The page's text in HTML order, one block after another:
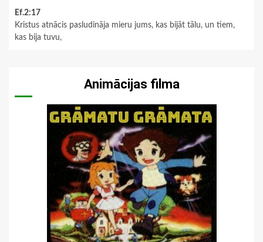
Ef.2:17
Kristus atnācis pasludināja mieru jums, kas bijāt tālu, un tiem,
kas bija tuvu,
Animācijas filma